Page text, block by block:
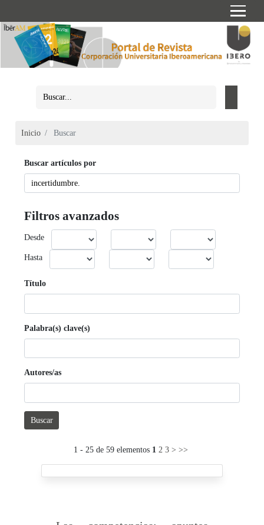
Inicio Buscar
Buscar artículos por
Filtros avanzados
Desde
Hasta
Título
Palabra(s) clave(s)
Autores/as
Buscar
1 - 25 de 59 elementos 1 2 3 > >>